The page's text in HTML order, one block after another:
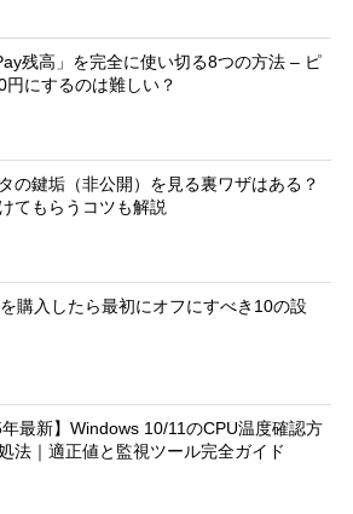
残高」を完全に使い切る8つの方法 – ピ
円にするのは難しい？
の鍵垢（非公開）を見る裏ワザはある？
てもらうコツも解説
購入したら最初にオフにすべき10の設
年最新】Windows 10/11のCPU温度確認方
法｜適正値と監視ツール完全ガイド